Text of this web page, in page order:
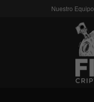
Nuestro Equipo